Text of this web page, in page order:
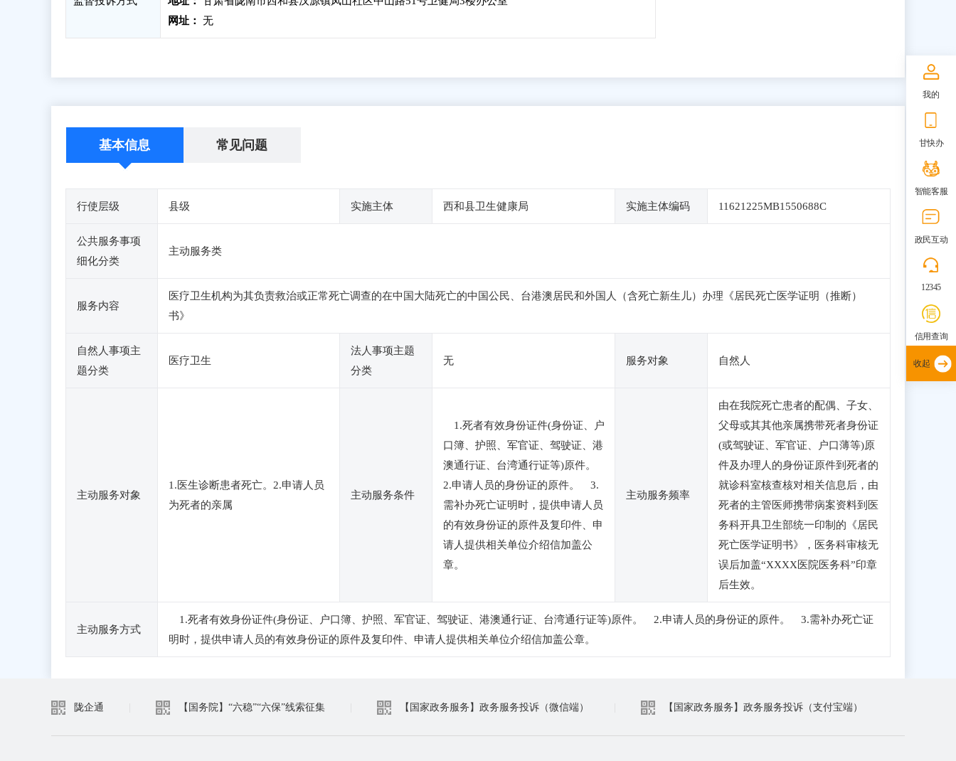
网址：
无
基本信息 常见问题
行使层级 县级 实施主体 西和县卫生健康局 实施主体编码 11621225MB1550688C
公共服务事项
细化分类
主动服务类
服务内容
医疗卫生机构为其负责救治或正常死亡调查的在中国大陆死亡的中国公民、台港澳居民和外国人（含死亡新生儿）办理《居民死亡医学证明（推断）
书》
自然人事项主
题分类
医疗卫生
法人事项主题
分类
无 服务对象 自然人
主动服务对象
1.医生诊断患者死亡。2.申请人员
为死者的亲属
主动服务条件
1.死者有效身份证件(身份证、户
口簿、护照、军官证、驾驶证、港
澳通行证、台湾通行证等)原件。
2.申请人员的身份证的原件。 3.
需补办死亡证明时，提供申请人员
的有效身份证的原件及复印件、申
请人提供相关单位介绍信加盖公
章。
主动服务频率
由在我院死亡患者的配偶、子女、
父母或其其他亲属携带死者身份证
(或驾驶证、军官证、户口薄等)原
件及办理人的身份证原件到死者的
就诊科室核查核对相关信息后，由
死者的主管医师携带病案资料到医
务科开具卫生部统一印制的《居民
死亡医学证明书》，医务科审核无
误后加盖“XXXX医院医务科”印章
后生效。
主动服务方式
1.死者有效身份证件(身份证、户口簿、护照、军官证、驾驶证、港澳通行证、台湾通行证等)原件。 2.申请人员的身份证的原件。 3.需补办死亡证
明时，提供申请人员的有效身份证的原件及复印件、申请人提供相关单位介绍信加盖公章。
陇企通 【国务院】“六稳”“六保”线索征集 【国家政务服务】政务服务投诉（微信端） 【国家政务服务】政务服务投诉（支付宝端）
我的
甘快办
智能客服
政民互动
12345
信用查询
收起